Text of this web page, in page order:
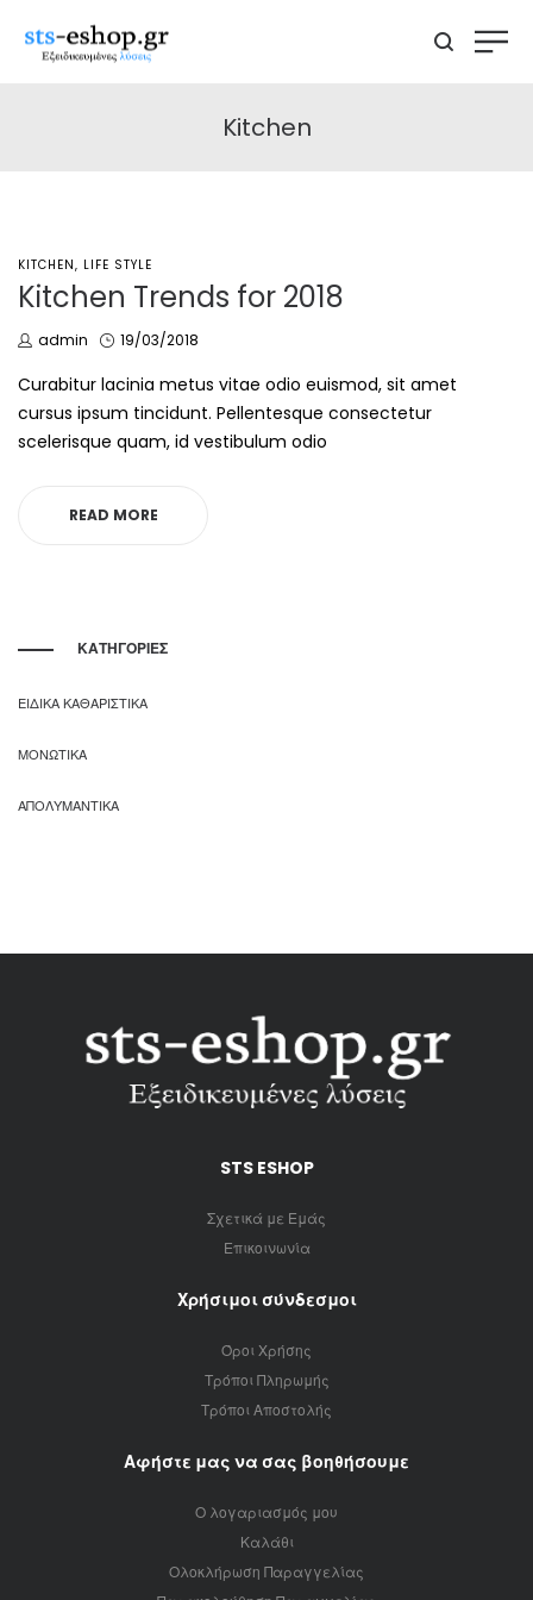
Kitchen
POSTED
IN
KITCHEN LIFE STYLE
Kitchen Trends for 2018
by
admin
Posted
19/03/2018
Curabitur lacinia metus vitae odio euismod, sit amet
cursus ipsum tincidunt. Pellentesque consectetur
scelerisque quam, id vestibulum odio
READ MORE
ΚΑΤΗΓΟΡΙΕΣ
ΕΙΔΙΚΑ ΚΑΘΑΡΙΣΤΙΚΑ
ΜΟΝΩΤΙΚΑ
ΑΠΟΛΥΜΑΝΤΙΚΑ
STS ESHOP
Σχετικά με Εμάς
Επικοινωνία
Χρήσιμοι σύνδεσμοι
Όροι Χρήσης
Τρόποι Πληρωμής
Τρόποι Αποστολής
Αφήστε μας να σας βοηθήσουμε
Ο λογαριασμός μου
Καλάθι
Ολοκλήρωση Παραγγελίας